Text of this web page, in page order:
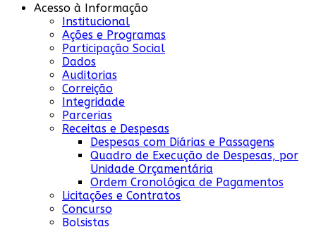
Acesso à Informação
Institucional
Ações e Programas
Participação Social
Dados
Auditorias
Correição
Integridade
Parcerias
Receitas e Despesas
Despesas com Diárias e Passagens
Quadro de Execução de Despesas, por
Unidade Orçamentária
Ordem Cronológica de Pagamentos
Licitações e Contratos
Concurso
Bolsistas